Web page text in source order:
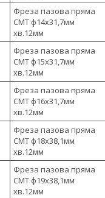
Фреза пазова пряма
CMT ф14х31,7мм
хв.12мм
Фреза пазова пряма
CMT ф15х31,7мм
хв.12мм
Фреза пазова пряма
CMT ф16х31,7мм
хв.12мм
Фреза пазова пряма
CMT ф18х38,1мм
хв.12мм
Фреза пазова пряма
CMT ф19х38,1мм
хв.12мм